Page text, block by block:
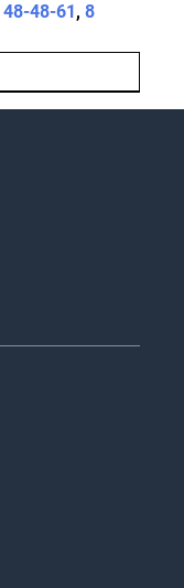
48-48-61, 8